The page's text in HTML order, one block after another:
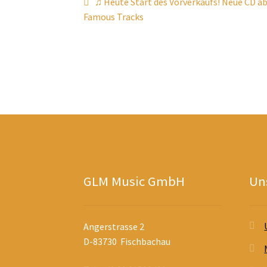
Beitragsnavigation
Beitrag:
Famous Tracks
GLM Music GmbH
Angerstrasse 2
D-83730 Fischbachau